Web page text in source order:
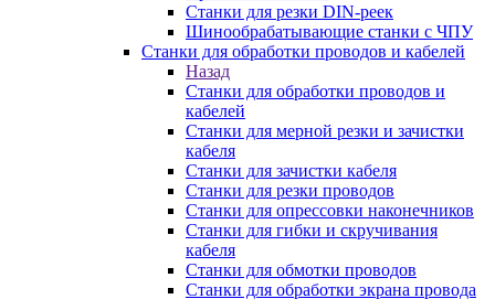
Станки для резки DIN-реек
Шинообрабатывающие станки с ЧПУ
Станки для обработки проводов и кабелей
Назад
Станки для обработки проводов и
кабелей
Станки для мерной резки и зачистки
кабеля
Станки для зачистки кабеля
Станки для резки проводов
Станки для опрессовки наконечников
Станки для гибки и скручивания
кабеля
Станки для обмотки проводов
Станки для обработки экрана провода